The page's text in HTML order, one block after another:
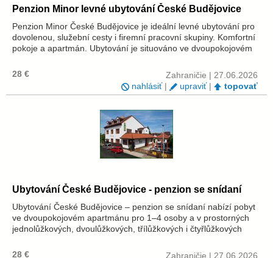
Penzion Minor levné ubytování České Budějovice
Penzion Minor České Budějovice je ideální levné ubytování pro
dovolenou, služební cesty i firemní pracovní skupiny. Komfortní
pokoje a apartmán. Ubytování je situováno ve dvoupokojovém
dvoulůžko...
28 €
Zahraničie | 27.06.2026
nahlásiť| upraviť| topovať
Ubytování České Budějovice - penzion se snídaní
Ubytování České Budějovice – penzion se snídaní nabízí pobyt
ve dvoupokojovém apartmánu pro 1–4 osoby a v prostorných
jednolůžkových, dvoulůžkových, třílůžkových i čtyřlůžkových
manželské (spojené) post...
28 €
Zahraničie | 27.06.2026